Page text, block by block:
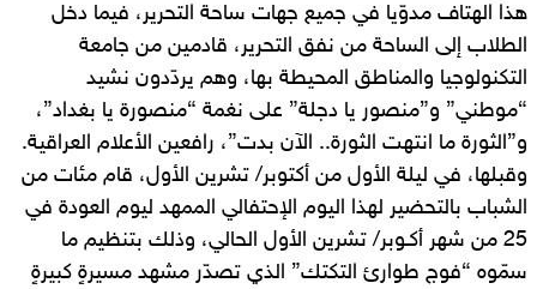
هذا الهتاف مدوّيا في جميع جهات ساحة التحرير، فيما دخل
الطلاب إلى الساحة من نفق التحرير، قادمين من جامعة
التكنولوجيا والمناطق المحيطة بها، وهم يردّدون نشيد
“موطني” و”منصور يا دجلة” على نغمة “منصورة يا بغداد”،
و”الثورة ما انتهت الثورة.. الآن بدت”، رافعين الأعلام العراقية.
وقبلها، في ليلة الأول من أكتوبر/ تشرين الأول، قام مئات من
الشباب بالتحضير لهذا اليوم الإحتفالي الممهد ليوم العودة في
25 من شهر أكـوبر/ تشرين الأول الحالي، وذلك بتنظيم ما
سمّوه “فوج طوارئ التكتك” الذي تصدّر مشهد مسيرةٍ كبيرةٍ